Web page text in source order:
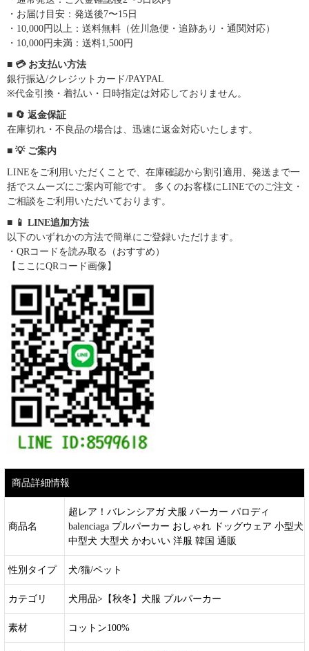
・お届け目安：発送後7〜15日
・10,000円以上：送料無料（佐川急便・追跡あり・通関対応）
・10,000円未満：送料1,500円
■ 💳 お支払い方法
銀行振込/クレジットカード/PAYPAL
※代金引換・着払い・日時指定は対応しておりません。
■ 🔄 返金保証
在庫切れ・不良品の場合は、迅速に返金対応いたします。
■ 💡 ご案内
LINEをご利用いただくことで、在庫確認から割引適用、発送まで一
括でスムーズにご案内可能です。 多くのお客様にLINEでのご注文・
ご相談をご利用いただいております。
■ 📱 LINE追加方法
以下のいずれかの方法で簡単にご登録いただけます。
・QRコードを読み取る（おすすめ）
【ここにQRコード画像】
商品詳細情報
商品名
超レア！バレンシアガ 犬服 パーカー パロディ
balenciaga プルパーカー おしゃれ ドッグウェア 小型犬
中型犬 大型犬 かわいい 洋服 韓国 通販
性別タイプ 犬/猫/ペット
カテゴリ 犬用品>【秋冬】犬服 プルパーカー
素材 コットン100%